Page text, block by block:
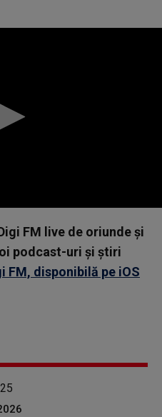
FM live de oriunde și
podcast-uri și știri
FM, disponibilă pe iOS